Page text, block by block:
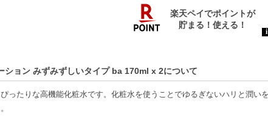
ション みずみずしいタイプ ba 170ml x 2について
ったりな高機能化粧水です。化粧水を使うことでゆるぎないハリと潤い